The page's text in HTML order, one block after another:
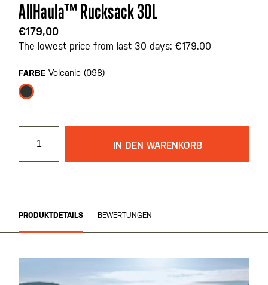
Anfang
der
Bildgalerie
AllHaula™ Rucksack 30L
€179,00
The lowest price from last 30 days: €179.00
FARBE Volcanic (098)
IN DEN WARENKORB
PRODUKTDETAILS BEWERTUNGEN